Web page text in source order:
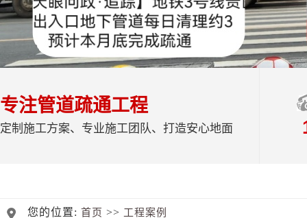
专注管道疏通工程
定制施工方案、专业施工团队、打造安心地面
您的位置: 首页 >> 工程案例